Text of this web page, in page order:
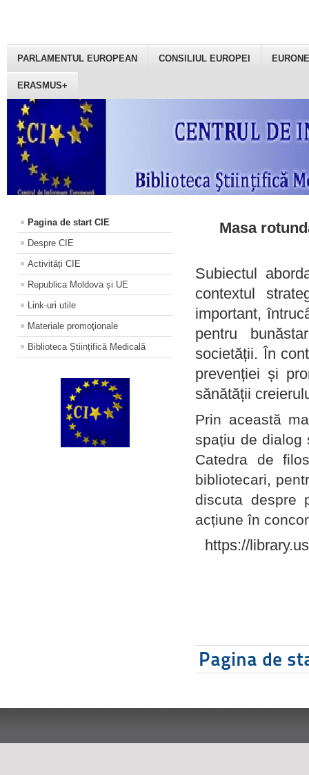
PARLAMENTUL EUROPEAN CONSILIUL EUROPEI
ERASMUS+
Pagina de start CIE
Despre CIE
Activități CIE
Republica Moldova și UE
Link-uri utile
Materiale promoţionale
Biblioteca Științifică Medicală
Masa
Subiectul
contextul
important,
pentru
societății. În
prevenției și
sănătății
Prin această
spațiu de dialog
Catedra de
bibliotecari,
discuta despre
acțiune în
https://
Pagina de